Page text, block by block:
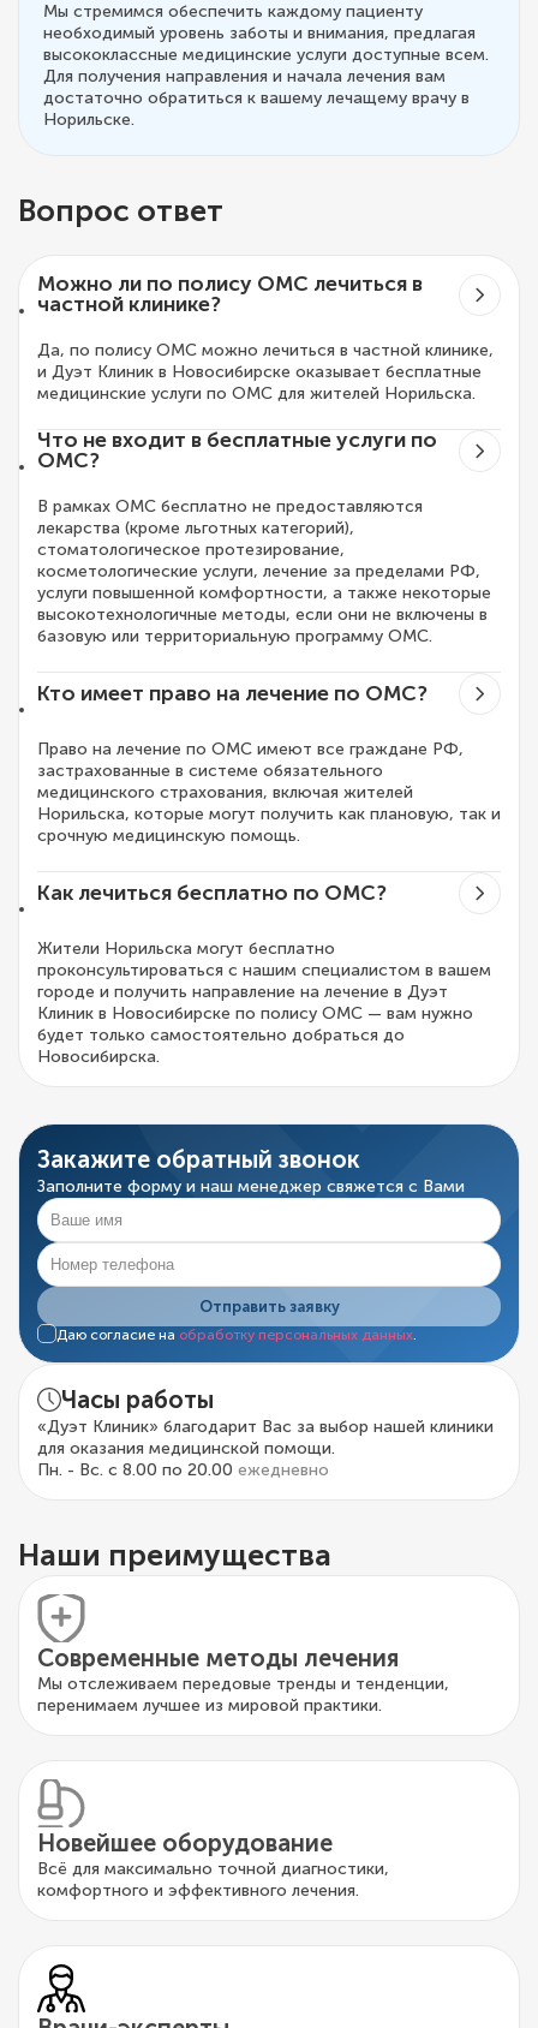
Мы стремимся обеспечить каждому пациенту
необходимый уровень заботы и внимания, предлагая
высококлассные медицинские услуги доступные всем.
Для получения направления и начала лечения вам
достаточно обратиться к вашему лечащему врачу в
Норильске.
Вопрос ответ
Можно ли по полису ОМС лечиться в
частной клинике?
Да, по полису ОМС можно лечиться в частной клинике,
и Дуэт Клиник в Новосибирске оказывает бесплатные
медицинские услуги по ОМС для жителей Норильска.
Что не входит в бесплатные услуги по
ОМС?
В рамках ОМС бесплатно не предоставляются
лекарства (кроме льготных категорий),
стоматологическое протезирование,
косметологические услуги, лечение за пределами РФ,
услуги повышенной комфортности, а также некоторые
высокотехнологичные методы, если они не включены в
базовую или территориальную программу ОМС.
Кто имеет право на лечение по ОМС?
Право на лечение по ОМС имеют все граждане РФ,
застрахованные в системе обязательного
медицинского страхования, включая жителей
Норильска, которые могут получить как плановую, так и
срочную медицинскую помощь.
Как лечиться бесплатно по ОМС?
Жители Норильска могут бесплатно
проконсультироваться с нашим специалистом в вашем
городе и получить направление на лечение в Дуэт
Клиник в Новосибирске по полису ОМС — вам нужно
будет только самостоятельно добраться до
Новосибирска.
Закажите обратный звонок
Заполните форму и наш менеджер свяжется с Вами
Отправить заявку
Даю согласие на обработку персональных данных.
Часы работы
«Дуэт Клиник» благодарит Вас за выбор нашей клиники
для оказания медицинской помощи.
Пн. - Вс. с 8.00 по 20.00 ежедневно
Наши преимущества
Современные методы лечения
Мы отслеживаем передовые тренды и тенденции,
перенимаем лучшее из мировой практики.
Новейшее оборудование
Всё для максимально точной диагностики,
комфортного и эффективного лечения.